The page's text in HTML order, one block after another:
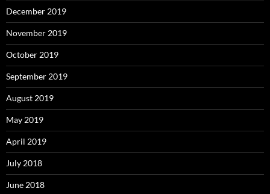
December 2019
November 2019
October 2019
September 2019
August 2019
May 2019
April 2019
July 2018
June 2018